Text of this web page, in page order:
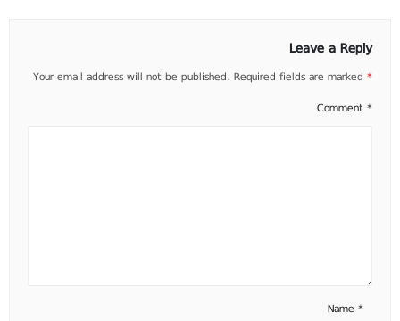
Leave a Reply
Your email address will not be published. Required fields are marked *
Comment *
Name *